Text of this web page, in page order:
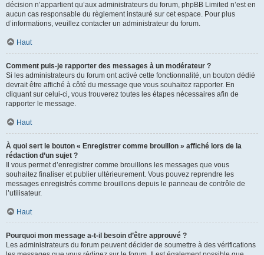
décision n’appartient qu’aux administrateurs du forum, phpBB Limited n’est en
aucun cas responsable du règlement instauré sur cet espace. Pour plus
d’informations, veuillez contacter un administrateur du forum.
Haut
Comment puis-je rapporter des messages à un modérateur ?
Si les administrateurs du forum ont activé cette fonctionnalité, un bouton dédié
devrait être affiché à côté du message que vous souhaitez rapporter. En
cliquant sur celui-ci, vous trouverez toutes les étapes nécessaires afin de
rapporter le message.
Haut
À quoi sert le bouton « Enregistrer comme brouillon » affiché lors de la
rédaction d’un sujet ?
Il vous permet d’enregistrer comme brouillons les messages que vous
souhaitez finaliser et publier ultérieurement. Vous pouvez reprendre les
messages enregistrés comme brouillons depuis le panneau de contrôle de
l’utilisateur.
Haut
Pourquoi mon message a-t-il besoin d’être approuvé ?
Les administrateurs du forum peuvent décider de soumettre à des vérifications